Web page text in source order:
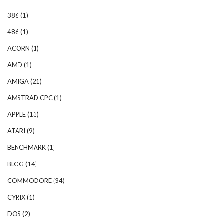
386 (1)
486 (1)
ACORN (1)
AMD (1)
AMIGA(21)
AMSTRAD CPC(1)
APPLE(13)
ATARI (9)
BENCHMARK(1)
BLOG (14)
COMMODORE(34)
CYRIX(1)
DOS (2)